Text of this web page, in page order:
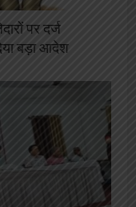
पर दर्ज
बड़ा आदेश